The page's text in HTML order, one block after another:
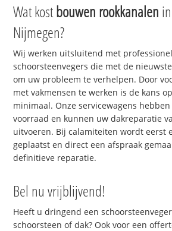
Wat kostbouwen rookkanalen
Nijmegen?
Wij werken uitsluitend met
schoorsteenvegers die met de
om uw probleem te verhelpen. Door
met vakmensen te werken is de kans
minimaal. Onze servicewagens
voorraad en kunnen uw dakreparatie
uitvoeren. Bij calamiteiten wordt eerst
geplaatst en direct een afspraak
definitieve reparatie.
Bel nu vrijblijvend!
Heeft u dringend een
schoorsteen of dak? Ook voor een